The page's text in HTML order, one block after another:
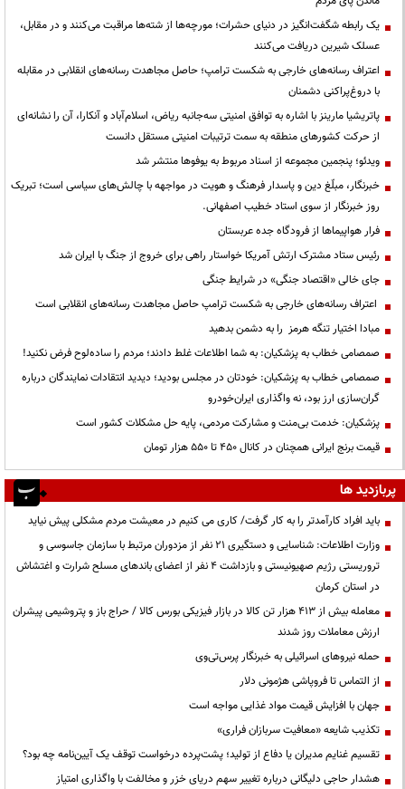
یک رابطه شگفت‌انگیز در دنیای حشرات؛ مورچه‌ها از شته‌ها مراقبت می‌کنند و در مقابل،
عسلک شیرین دریافت می‌کنند
اعتراف رسانه‌های خارجی به شکست ترامپ؛ حاصل مجاهدت رسانه‌های انقلابی در مقابله
با دروغ‌پراکنی دشمنان
پاتریشیا مارینز با اشاره به توافق امنیتی سه‌جانبه ریاض، اسلام‌آباد و آنکارا، آن را نشانه‌ای
از حرکت کشورهای منطقه به سمت ترتیبات امنیتی مستقل دانست
ویدئو؛ پنجمین مجموعه از اسناد مربوط به یوفوها منتشر شد
خبرنگار، مبلّغ دین و پاسدار فرهنگ و هویت در مواجهه با چالش‌های سیاسی است؛ تبریک
روز خبرنگار از سوی استاد خطیب اصفهانی.
فرار هواپیماها از فرودگاه جده عربستان
رئیس ستاد مشترک ارتش آمریکا خواستار راهی برای خروج از جنگ با ایران شد
جای خالی «اقتصاد جنگی» در شرایط جنگی
اعتراف رسانه‌های خارجی به شکست ترامپ حاصل مجاهدت رسانه‌های انقلابی است
مبادا اختیار تنگه هرمز را به دشمن بدهید
صمصامی خطاب به پزشکیان: به شما اطلاعات غلط دادند؛ مردم را ساده‌لوح فرض نکنید!
صمصامی خطاب به پزشکیان: خودتان در مجلس بودید؛ دیدید انتقادات نمایندگان درباره
گران‌سازی ارز بود، نه واگذاری ایران‌خودرو
پزشکیان: خدمت بی‌منت و مشارکت مردمی، پایه حل مشکلات کشور است
قیمت‌ برنج ایرانی همچنان در کانال ۴۵۰ تا ۵۵۰ هزار تومان
پربازدید ها
باید افراد کارآمدتر را به کار گرفت/ کاری می کنیم در معیشت مردم مشکلی پیش نیاید
وزارت اطلاعات: شناسایی و دستگیری ۲۱ نفر از مزدوران مرتبط با سازمان جاسوسی و
تروریستی رژیم صهیونیستی و بازداشت ۴ نفر از اعضای باندهای مسلح شرارت و اغتشاش
در استان کرمان
معامله بیش از ۴۱۳ هزار تن کالا در بازار فیزیکی بورس کالا / حراج باز و پتروشیمی پیشران
ارزش معاملات روز شدند
حمله نیروهای اسرائیلی به خبرنگار پرس‌تی‌وی
از التماس تا فروپاشی هژمونی دلار
جهان با افزایش قیمت مواد غذایی مواجه است
تکذیب شایعه «معافیت سربازان فراری»
تقسیم غنایم مدیران یا دفاع از تولید؛ پشت‌پرده درخواست توقف یک آیین‌نامه چه بود؟
هشدار حاجی دلیگانی درباره تغییر سهم دریای خزر و مخالفت با واگذاری امتیاز